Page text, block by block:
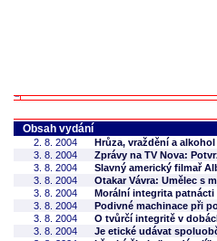
Obsah vydání
2. 8. 2004
Hrůza, vraždění a alkohol
3. 8. 2004
Zprávy na TV Nova:
3. 8. 2004
Slavný americký filmař
3. 8. 2004
Otakar Vávra: Umělec s
3. 8. 2004
Morální integrita
3. 8. 2004
Podivné machinace při
3. 8. 2004
O tvůrčí integritě v
3. 8. 2004
Je etické udávat